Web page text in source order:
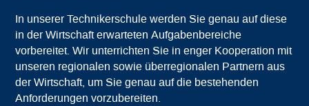
In unserer Technikerschule werden Sie genau auf diese
in der Wirtschaft erwarteten Aufgabenbereiche
vorbereitet. Wir unterrichten Sie in enger Kooperation mit
unseren regionalen sowie überregionalen Partnern aus
der Wirtschaft, um Sie genau auf die bestehenden
Anforderungen vorzubereiten.